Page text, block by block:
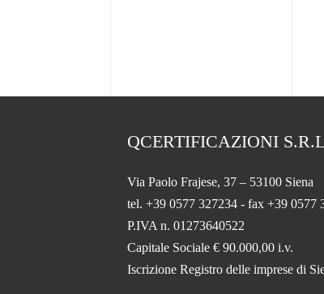
QCERTIFICAZIONI
Via Paolo Frajese, 37 – 53100 Siena
tel. +39 0577 327234 - fax +39 0577
P.IVA n. 01273640522
Capitale Sociale € 90.000,00 i.v.
Iscrizione Registro delle imprese di